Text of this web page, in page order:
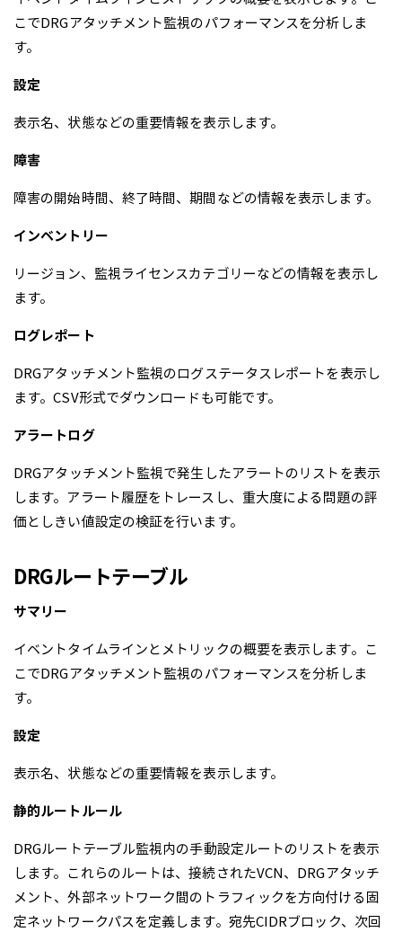
こでDRGアタッチメント監視のパフォーマンスを分析しま
す。
設定
表示名、状態などの重要情報を表示します。
障害
障害の開始時間、終了時間、期間などの情報を表示します。
インベントリー
リージョン、監視ライセンスカテゴリーなどの情報を表示し
ます。
ログレポート
DRGアタッチメント監視のログステータスレポートを表示し
ます。CSV形式でダウンロードも可能です。
アラートログ
DRGアタッチメント監視で発生したアラートのリストを表示
します。アラート履歴をトレースし、重大度による問題の評
価としきい値設定の検証を行います。
DRGルートテーブル
サマリー
イベントタイムラインとメトリックの概要を表示します。こ
こでDRGアタッチメント監視のパフォーマンスを分析しま
す。
設定
表示名、状態などの重要情報を表示します。
静的ルートルール
DRGルートテーブル監視内の手動設定ルートのリストを表示
します。これらのルートは、接続されたVCN、DRGアタッチ
メント、外部ネットワーク間のトラフィックを方向付ける固
定ネットワークパスを定義します。宛先CIDRブロック、次回